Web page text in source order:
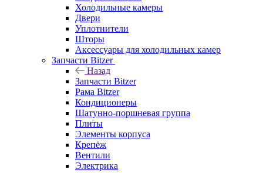
Холодильные камеры
Двери
Уплотнители
Шторы
Аксессуары для холодильных камер
Запчасти Bitzer
Назад
Запчасти Bitzer
Рама Bitzer
Кондиционеры
Шатунно-поршневая группа
Плиты
Элементы корпуса
Крепёж
Вентили
Электрика